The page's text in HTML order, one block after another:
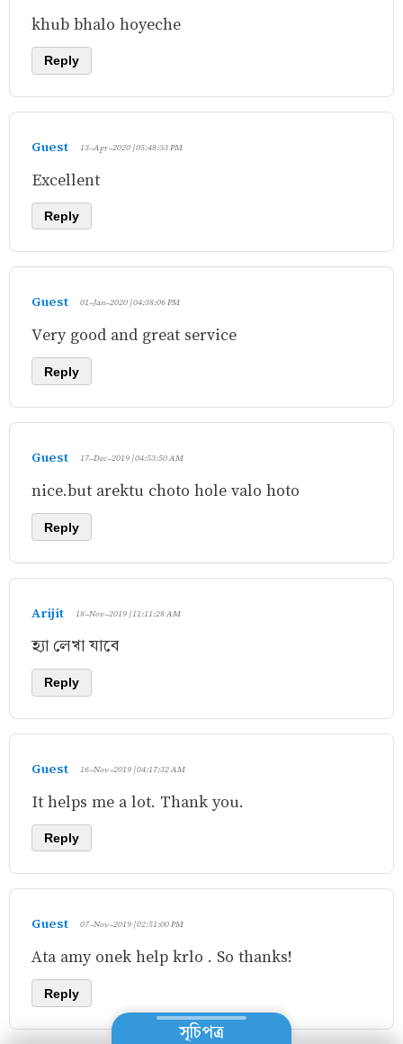
khub bhalo hoyeche
Reply
Guest 13-Apr-2020 | 05:48:33 PM
Excellent
Reply
Guest 01-Jan-2020 | 04:38:06 PM
Very good and great service
Reply
Guest 17-Dec-2019 | 04:53:50 AM
nice.but arektu choto hole valo hoto
Reply
Arijit 18-Nov-2019 | 11:11:28 AM
হ্যা লেখা যাবে
Reply
Guest 16-Nov-2019 | 04:17:32 AM
It helps me a lot. Thank you.
Reply
Guest 07-Nov-2019 | 02:51:00 PM
Ata amy onek help krlo . So thanks!
Reply
সূচিপত্র